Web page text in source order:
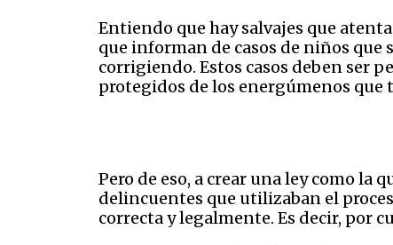
Entiendo que hay salvajes que
que informan de casos de niños que
corrigiendo. Estos casos deben ser
protegidos de los energúmenos que
Pero de eso, a crear una ley como la
delincuentes que utilizaban el
correcta y legalmente. Es decir, por